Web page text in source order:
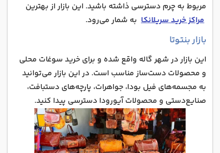
مربوط به چرم دسترسی ذاشته باشید. این بازار از بهترین
مراکز خرید سریلانکا به شمار می‌رود.
بازار بنتوتا
این بازار در شهر گاله واقع شده و برای خرید سوغات محلی
و محصولات دست‌ساز مناسب است. در این بازار می‌توانید
به مجسمه‌های فیل بودا، جواهرات، پارچه‌های دستبافت،
صنایع‌دستی و محصولات آیورودا دسترسی پیدا کنید.